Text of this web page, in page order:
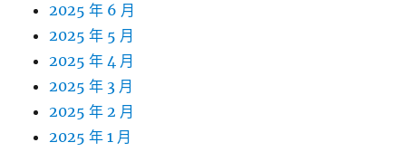
2025 年 6 月
2025 年 5 月
2025 年 4 月
2025 年 3 月
2025 年 2 月
2025 年 1 月